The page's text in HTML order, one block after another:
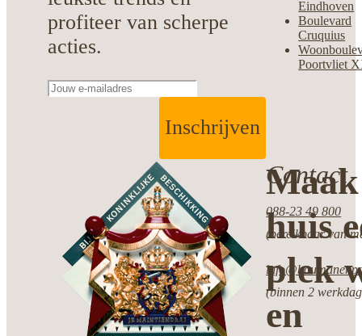
huis
plek
en
profiteer van scherpe
acties.
Inschrijven
Contact
088-23 49 800
(bereikbaar van
(binnen 2
Eindhoven
Boulevard
Cruquius
Poortvliet